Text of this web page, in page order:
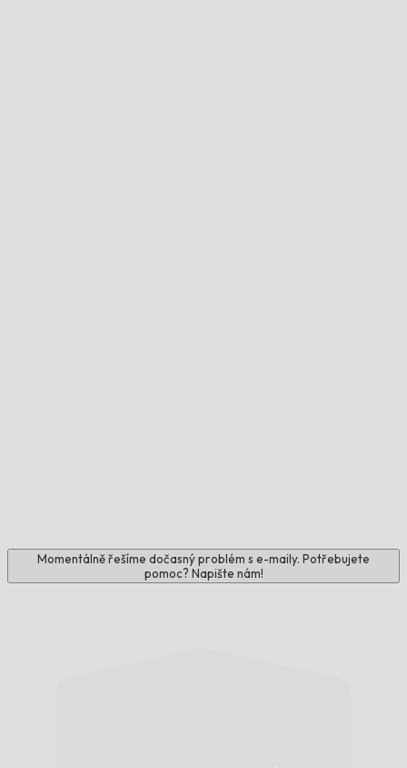
Momentálně řešíme dočasný problém s e-maily. Potřebujete
pomoc? Napište nám!